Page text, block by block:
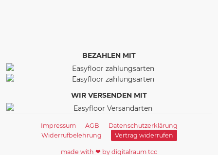
BEZAHLEN MIT
WIR VERSENDEN MIT
Impressum AGB
Datenschutzerklärung
Widerrufbelehrung
Vertrag widerrufen
made with ❤ by digitalraum tcc